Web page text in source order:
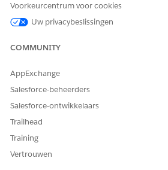
Voorkeurcentrum voor cookies
Uw privacybeslissingen
COMMUNITY
AppExchange
Salesforce-beheerders
Salesforce-ontwikkelaars
Trailhead
Training
Vertrouwen